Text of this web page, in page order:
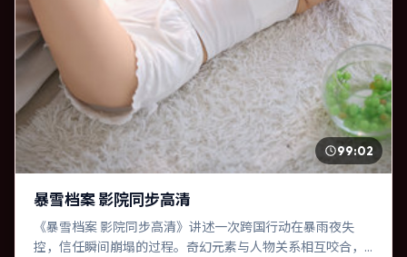
99:02
暴雪档案 影院同步高清
《暴雪档案 影院同步高清》讲述一次跨国行动在暴雨夜失
控，信任瞬间崩塌的过程。奇幻元素与人物关系相互咬合，